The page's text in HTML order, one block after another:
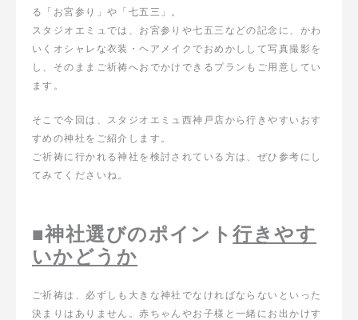
る「お宮参り」や「七五三」。
スタジオエミュでは、お宮参りや七五三などの記念に、かわ
いくオシャレな衣装・ヘアメイクでおめかしして写真撮影を
し、そのままご祈祷へおでかけできるプランもご用意してい
ます。
そこで今回は、スタジオエミュ西神戸店から行きやすいおす
すめの神社をご紹介します。
ご祈祷に行かれる神社を検討されている方は、ぜひ参考にし
てみてくださいね。
■神社選びのポイント行きやす
いかどうか
ご祈祷は、必ずしも大きな神社でなければならないといった
決まりはありません。赤ちゃんやお子様と一緒にお出かけす